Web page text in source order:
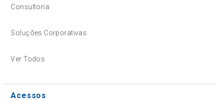
Consultoria
Soluções Corporativas
Ver Todos
Acessos